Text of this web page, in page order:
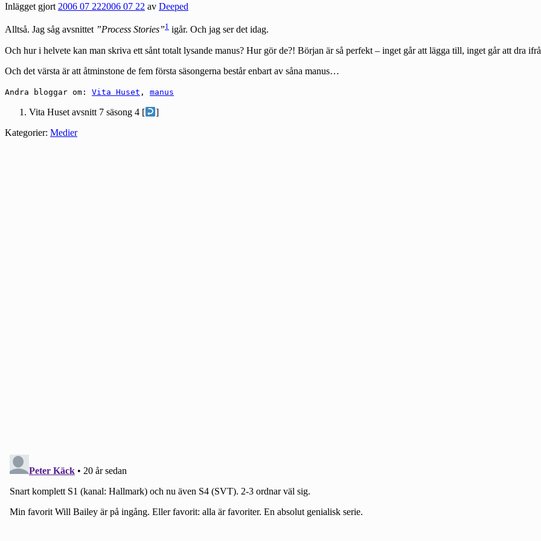
Inlägget gjort2006 07 222006 07 22 av Deeped
Alltså. Jag såg avsnittet ”Process Stories”1 igår. Och jag ser det idag.
Och hur i helvete kan man skriva ett sånt totalt lysande manus? Hur gör de?! Början är så perfekt – inget går att lägga till, inget går att dra
Och det värsta är att åtminstone de fem första säsongerna består enbart av såna manus…
Andra bloggar om: Vita Huset , manus
Vita Huset avsnitt 7 säsong 4 [
]
Kategorier: Medier